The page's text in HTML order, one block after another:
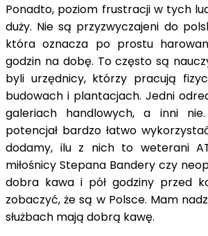
Ponadto, poziom frustracji w tych
duży. Nie są przyzwyczajeni do
która oznacza po prostu
godzin na dobę. To często są
byli urzędnicy, którzy pracują
budowach i plantacjach. Jedni
galeriach handlowych, a inni
potencjał bardzo łatwo
dodamy, ilu z nich to weterani
miłośnicy Stepana Bandery czy
dobra kawa i pół godziny przed
zobaczyć, że są w Polsce. Mam
służbach mają dobrą kawę.